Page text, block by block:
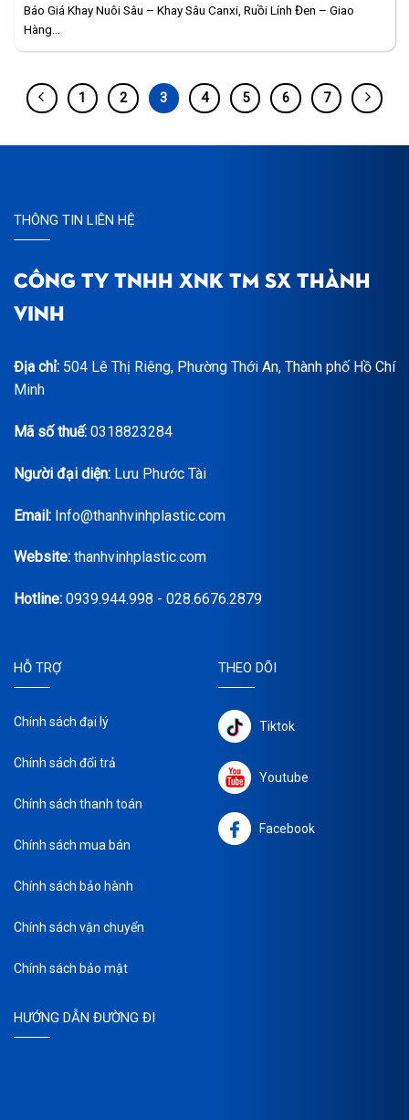
Báo Giá Khay Nuôi Sâu – Khay Sâu Canxi, Ruồi Lính Đen – Giao
Hàng...
1 2 3 4 5 6 7
THÔNG TIN LIÊN HỆ
CÔNG TY TNHH XNK TM SX THÀNH
VINH
Địa chỉ: 504 Lê Thị Riêng, Phường Thới An, Thành phố Hồ Chí
Minh
Mã số thuế: 0318823284
Người đại diện: Lưu Phước Tài
Email: Info@thanhvinhplastic.com
Website: thanhvinhplastic.com
Hotline: 0939.944.998 - 028.6676.2879
HỖ TRỢ
Chính sách đại lý
Chính sách đổi trả
Chính sách thanh toán
Chính sách mua bán
Chính sách bảo hành
Chính sách vận chuyển
Chính sách bảo mật
THEO DÕI
Tiktok
Youtube
Facebook
HƯỚNG DẪN ĐƯỜNG ĐI